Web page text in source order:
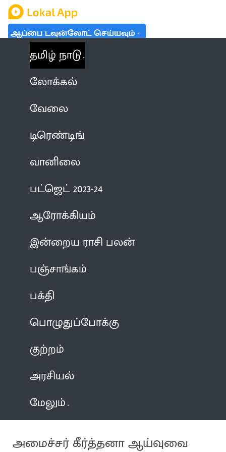
ஆப்பை டவுன்லோட் செய்யவும்
தமிழ் நாடு
லோக்கல்
வேலை
டிரெண்டிங்
வானிலை
பட்ஜெட் 2023-24
ஆரோக்கியம்
இன்றைய ராசி பலன்
பஞ்சாங்கம்
பக்தி
பொழுதுப்போக்கு
குற்றம்
அரசியல்
மேலும்
அமைச்சர் கீர்த்தனா ஆய்வுவை